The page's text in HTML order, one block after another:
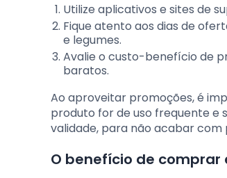
Utilize aplicativos e sites de
Fique atento aos dias de
e legumes.
Avalie o custo-benefício de
baratos.
Ao aproveitar promoções, é
produto for de uso frequente e
validade, para não acabar
O benefício de